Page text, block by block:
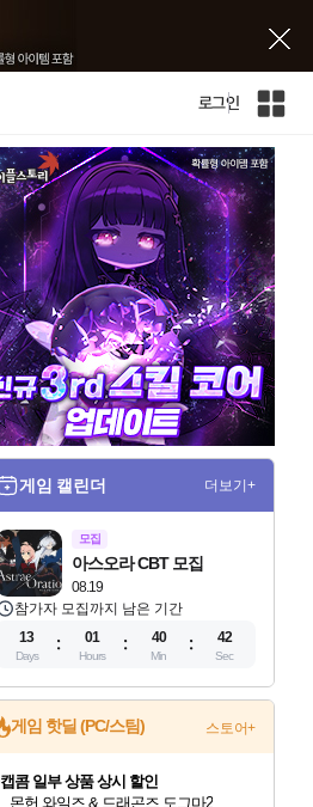
로그인
인
전
체
사
이
트
맵
게임 캘린더 더보기+
모집
08.19
아스오라 CBT 모집
참가자 모집까지 남은 기간
13
Days
01
Hours
40
Min
41
Sec
게임 핫딜 (PC/스팀) 스토어+
캡콤 일부 상품 상시 할인
몬헌 와일즈 & 드래곤즈 도그마2